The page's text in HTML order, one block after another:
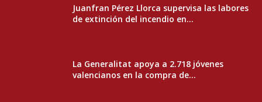
Juanfran Pérez Llorca supervisa las labores
de extinción del incendio en...
La Generalitat apoya a 2.718 jóvenes
valencianos en la compra de...